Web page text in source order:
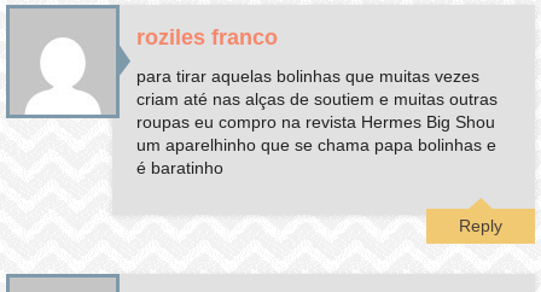
roziles franco
para tirar aquelas bolinhas que muitas vezes
criam até nas alças de soutiem e muitas outras
roupas eu compro na revista Hermes Big Shou
um aparelhinho que se chama papa bolinhas e
é baratinho
Reply